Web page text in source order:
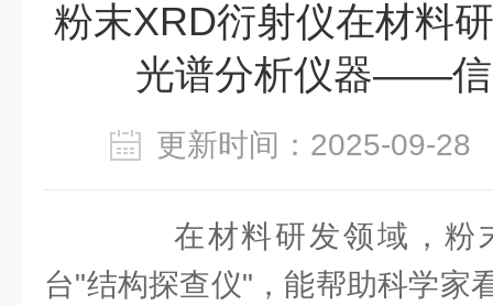
粉末XRD衍射仪在材料
光谱分析仪器——信
更新时间：2025-09-
在材料研发领域，粉
台"结构探查仪"，能帮助科学家